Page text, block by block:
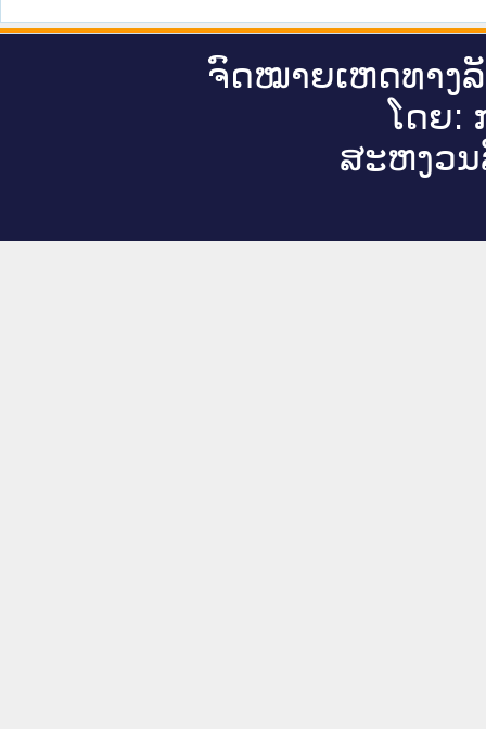
ຈົດ​ໝາຍ​ເຫດ​ທາງ​
ໂດຍ:
ສະ​ຫງວນ​